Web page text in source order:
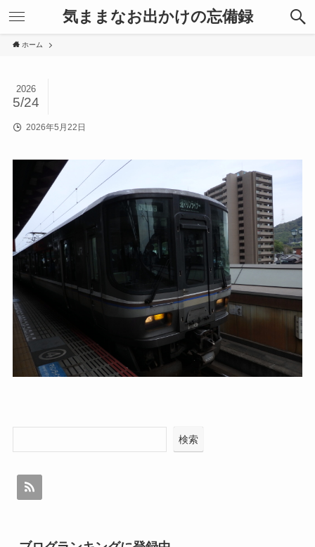
気ままなお出かけの忘備録
ホーム
2026
5/24
2026年5月22日
検索